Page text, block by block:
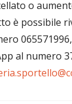
o
è possibile
al numero